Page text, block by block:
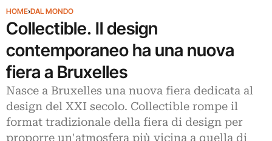
HOME›DAL MONDO
Collectible. Il design
contemporaneo ha una nuova
fiera a Bruxelles
Nasce a Bruxelles una nuova fiera dedicata al
design del XXI secolo. Collectible rompe il
format tradizionale della fiera di design per
proporre un'atmosfera più vicina a quella di